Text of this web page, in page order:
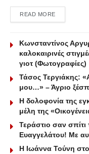
READ MOREDETAILS
Κωνσταντίνος
καλοκαιρινές
γιοτ (Φωτογραφίες)
Τάσος Τεργιάκης:
μου…» – Άγριο
Η δολοφονία της
μέλη της
Τεράστιο σαν
Ευαγγελάτου! Με
Η Ιωάννα Τούνη